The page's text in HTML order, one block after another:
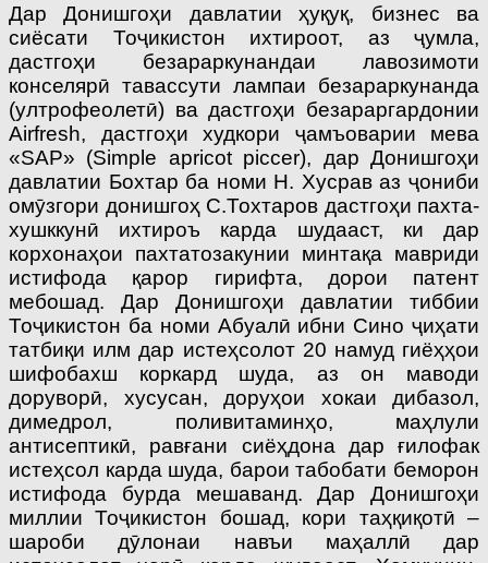
Дар Донишгоҳи давлатии ҳуқуқ, бизнес ва
сиёсати Тоҷикистон ихтироот, аз ҷумла,
дастгоҳи безараркунандаи лавозимоти
конселярӣ тавассути лампаи безараркунанда
(ултрофеолетӣ) ва дастгоҳи безараргардонии
Airfresh, дастгоҳи худкори ҷамъоварии мева
«SAP» (Simple apricot piccer), дар Донишгоҳи
давлатии Бохтар ба номи Н. Хусрав аз ҷониби
омӯзгори донишгоҳ С.Тохтаров дастгоҳи пахта­
хушккунӣ ихтироъ карда шудааст, ки дар
корхонаҳои пахтатозакунии минтақа мавриди
истифода қарор гирифта, дорои патент
мебошад. Дар Донишгоҳи давлатии тиббии
Тоҷикистон ба номи Абуалӣ ибни Сино ҷиҳати
татбиқи илм дар истеҳсолот 20 намуд гиёҳҳои
шифобахш коркард шуда, аз он маводи
доруворӣ, хусусан, доруҳои хокаи дибазол,
димедрол, поливитаминҳо, маҳлули
антисептикӣ, равғани сиёҳдона дар ғилофак
истеҳсол карда шуда, барои табобати беморон
истифода бурда мешаванд. Дар Донишгоҳи
миллии Тоҷикистон бошад, кори таҳқиқотӣ –
шароби дӯлонаи навъи маҳаллӣ дар